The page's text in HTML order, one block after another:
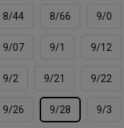
8/44 8/66 9/0
9/07 9/1 9/12
9/2 9/21 9/22
9/26 9/28 9/3